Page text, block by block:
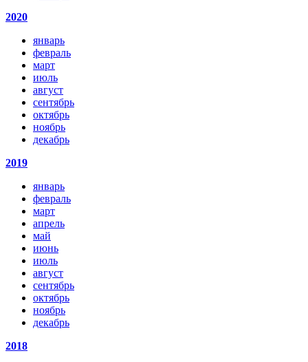
2020
январь
февраль
март
июль
август
сентябрь
октябрь
ноябрь
декабрь
2019
январь
февраль
март
апрель
май
июнь
июль
август
сентябрь
октябрь
ноябрь
декабрь
2018